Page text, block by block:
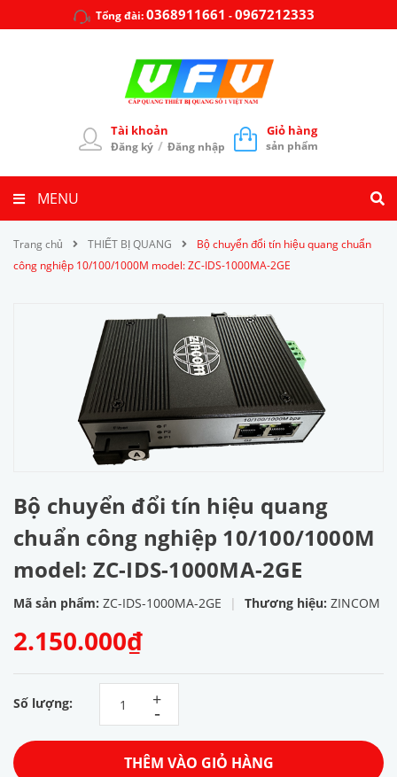
Tổng đài:0368911661 -0967212333
Tài khoản
Đăng ký / Đăng nhập
Giỏ hàng
sản phẩm
MENU
Trang chủ THIẾT BỊ QUANG
Bộ chuyển đổi tín hiệu quang chuẩn
công nghiệp 10/100/1000M model: ZC-IDS-1000MA-2GE
Bộ chuyển đổi tín hiệu quang
chuẩn công nghiệp 10/100/1000M
model: ZC-IDS-1000MA-2GE
Mã sản phẩm: ZC-IDS-1000MA-2GE | Thương hiệu: ZINCOM
2.150.000₫
Số lượng: -
+
THÊM VÀO GIỎ HÀNG